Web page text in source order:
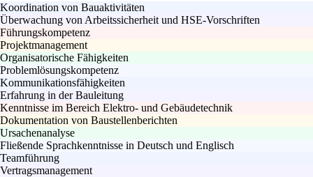
Koordination von Bauaktivitäten
Überwachung von Arbeitssicherheit und HSE-Vorschriften
Führungskompetenz
Projektmanagement
Organisatorische Fähigkeiten
Problemlösungskompetenz
Kommunikationsfähigkeiten
Erfahrung in der Bauleitung
Kenntnisse im Bereich Elektro- und Gebäudetechnik
Dokumentation von Baustellenberichten
Ursachenanalyse
Fließende Sprachkenntnisse in Deutsch und Englisch
Teamführung
Vertragsmanagement